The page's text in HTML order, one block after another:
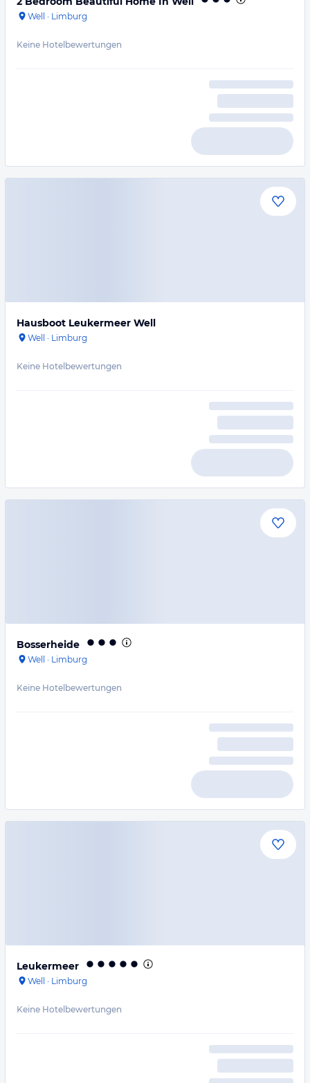
Well · Limburg
Keine Hotelbewertungen
Hausboot Leukermeer Well
Well · Limburg
Keine Hotelbewertungen
Bosserheide
Well · Limburg
Keine Hotelbewertungen
Leukermeer
Well · Limburg
Keine Hotelbewertungen